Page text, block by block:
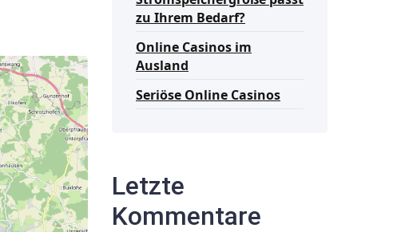
zu Ihrem Bedarf?
Online Casinos im
Ausland
Seriöse Online Casinos
Letzte
Kommentare